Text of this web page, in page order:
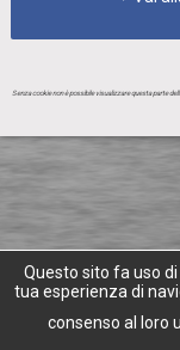
Questo sito fa uso
tua esperienza di
consenso al loro
Senza cookie non è possibile visualizzare questa parte